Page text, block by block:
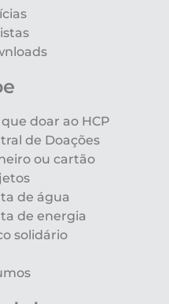
doar ao HCP
de Doações
ou cartão
de água
de energia
solidário